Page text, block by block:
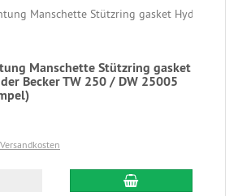
Manschette Stützring gasket
Becker TW 250 / DW 25005